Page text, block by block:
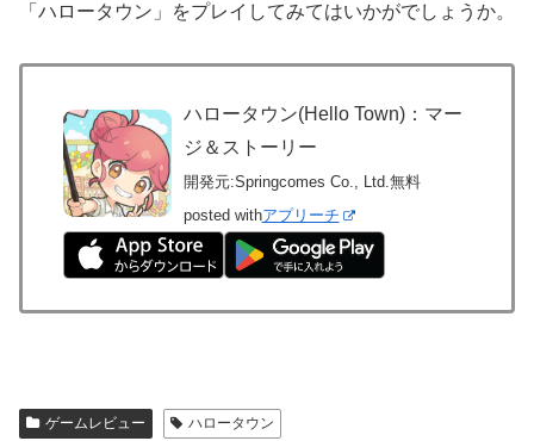
「ハロータウン」をプレイしてみてはいかがでしょうか。
ハロータウン(Hello Town)：マー
ジ＆ストーリー
開発元:Springcomes Co., Ltd. 無料
posted withアプリーチ
ゲームレビュー ハロータウン